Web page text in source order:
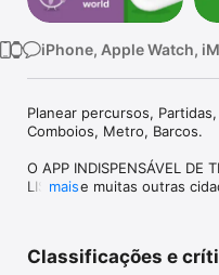
iPhone, Apple Watch,
Planear percursos,
Comboios, Metro, Barcos.
O APP INDISPENSÁVEL DE
LISBOA e muitas outras
* Ganhador do Prêmio
mais
Classificações e